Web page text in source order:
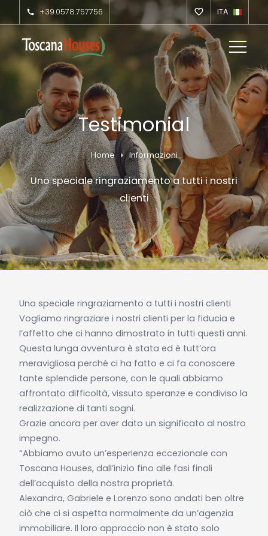
+39.0578.757756 ITA
Testimonial
Home Informazioni
Uno speciale ringraziamento a tutti i nostri
clienti
Uno speciale ringraziamento a tutti i nostri clienti
Vogliamo ringraziare i nostri clienti per la fiducia e
l’affetto che ci hanno dimostrato in tutti questi anni.
Questa lunga avventura è stata ed è tutt’ora
meravigliosa perché ci ha fatto e ci fa conoscere
tante splendide persone, con le quali abbiamo
affrontato difficoltà, vissuto speranze e condiviso la
realizzazione di tanti sogni.
Grazie ancora per aver dato un significato al nostro
impegno.
“Abbiamo avuto un’esperienza eccezionale con
Toscana Houses, dall’inizio fino alle fasi finali
dell’acquisto della nostra proprietà.
Alexandra, Gabriele e Lorenzo sono andati ben oltre
ciò che ci si aspetta normalmente da un’agenzia
immobiliare. Il loro approccio non è stato solo